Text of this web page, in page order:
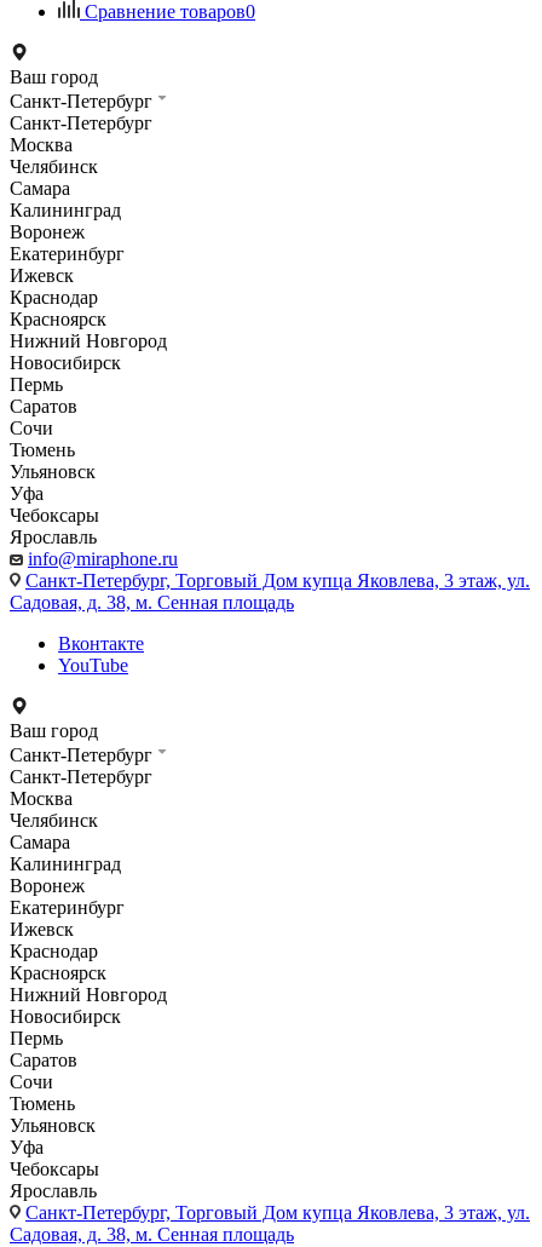
Сравнение товаров0
Ваш город
Санкт-Петербург
Санкт-Петербург
Москва
Челябинск
Самара
Калининград
Воронеж
Екатеринбург
Ижевск
Краснодар
Красноярск
Нижний Новгород
Новосибирск
Пермь
Саратов
Сочи
Тюмень
Ульяновск
Уфа
Чебоксары
Ярославль
info@miraphone.ru
Санкт-Петербург, Торговый Дом купца Яковлева, 3 этаж, ул.
Садовая, д. 38, м. Сенная площадь
Вконтакте
YouTube
Ваш город
Санкт-Петербург
Санкт-Петербург
Москва
Челябинск
Самара
Калининград
Воронеж
Екатеринбург
Ижевск
Краснодар
Красноярск
Нижний Новгород
Новосибирск
Пермь
Саратов
Сочи
Тюмень
Ульяновск
Уфа
Чебоксары
Ярославль
Санкт-Петербург, Торговый Дом купца Яковлева, 3 этаж, ул.
Садовая, д. 38, м. Сенная площадь